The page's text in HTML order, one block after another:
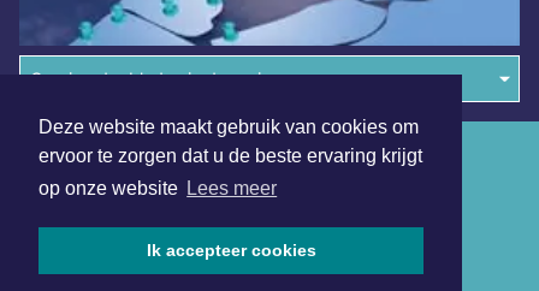
Deze website maakt gebruik van cookies om
ervoor te zorgen dat u de beste ervaring krijgt
op onze website Lees meer
Ik accepteer cookies
Overige dagbladen in de regio
Algemene voorwaarden
Disclaimer